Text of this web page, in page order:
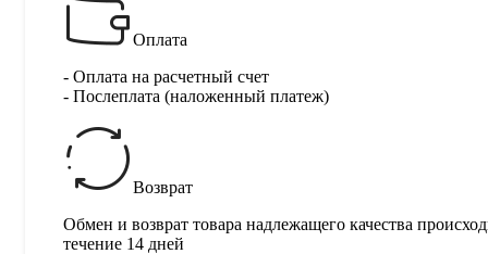
Оплата
- Оплата на расчетный счет
- Послеплата (наложенный платеж)
Возврат
Обмен и возврат товара надлежащего качества
течение 14 дней